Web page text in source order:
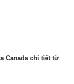
Canada chi tiết từ